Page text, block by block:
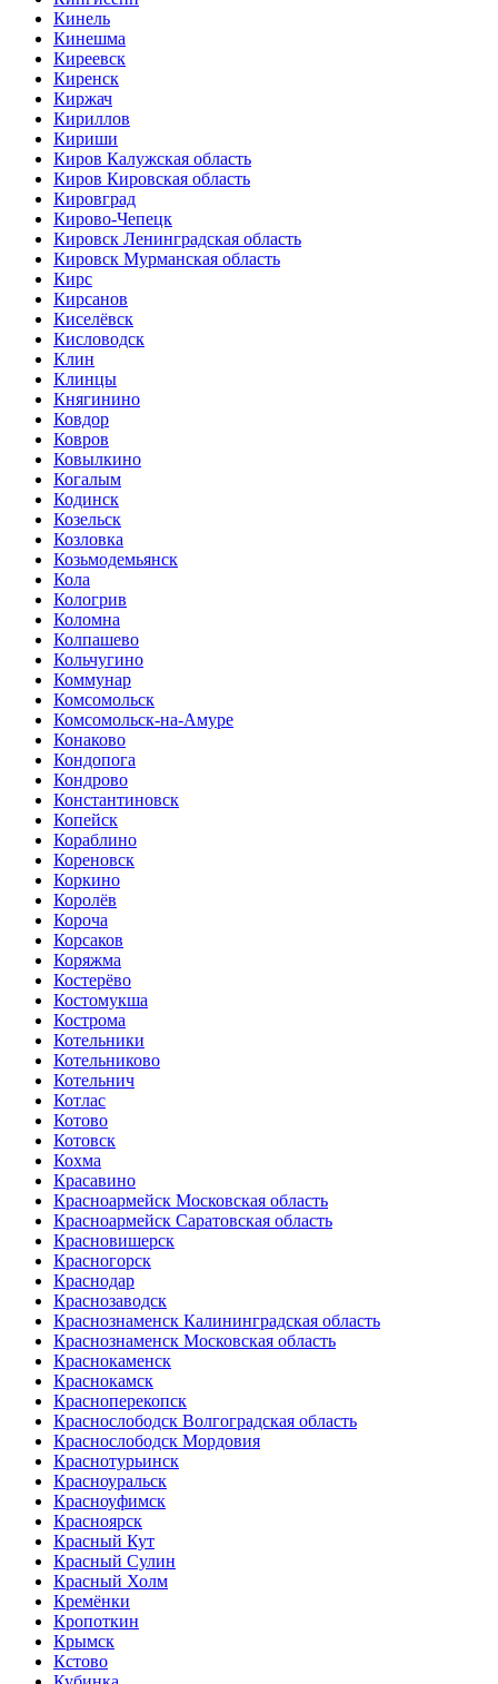
Кинель
Кинешма
Киреевск
Киренск
Киржач
Кириллов
Кириши
Киров Калужская область
Киров Кировская область
Кировград
Кирово-Чепецк
Кировск Ленинградская область
Кировск Мурманская область
Кирс
Кирсанов
Киселёвск
Кисловодск
Клин
Клинцы
Княгинино
Ковдор
Ковров
Ковылкино
Когалым
Кодинск
Козельск
Козловка
Козьмодемьянск
Кола
Кологрив
Коломна
Колпашево
Кольчугино
Коммунар
Комсомольск
Комсомольск-на-Амуре
Конаково
Кондопога
Кондрово
Константиновск
Копейск
Кораблино
Кореновск
Коркино
Королёв
Короча
Корсаков
Коряжма
Костерёво
Костомукша
Кострома
Котельники
Котельниково
Котельнич
Котлас
Котово
Котовск
Кохма
Красавино
Красноармейск Московская область
Красноармейск Саратовская область
Красновишерск
Красногорск
Краснодар
Краснозаводск
Краснознаменск Калининградская область
Краснознаменск Московская область
Краснокаменск
Краснокамск
Красноперекопск
Краснослободск Волгоградская область
Краснослободск Мордовия
Краснотурьинск
Красноуральск
Красноуфимск
Красноярск
Красный Кут
Красный Сулин
Красный Холм
Кремёнки
Кропоткин
Крымск
Кстово